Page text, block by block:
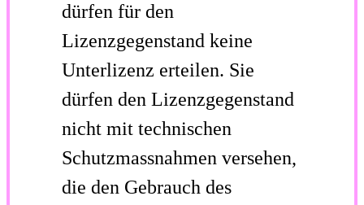
dürfen für den
Lizenzgegenstand keine
Unterlizenz erteilen. Sie
dürfen den Lizenzgegenstand
nicht mit technischen
Schutzmassnahmen versehen,
die den Gebrauch des